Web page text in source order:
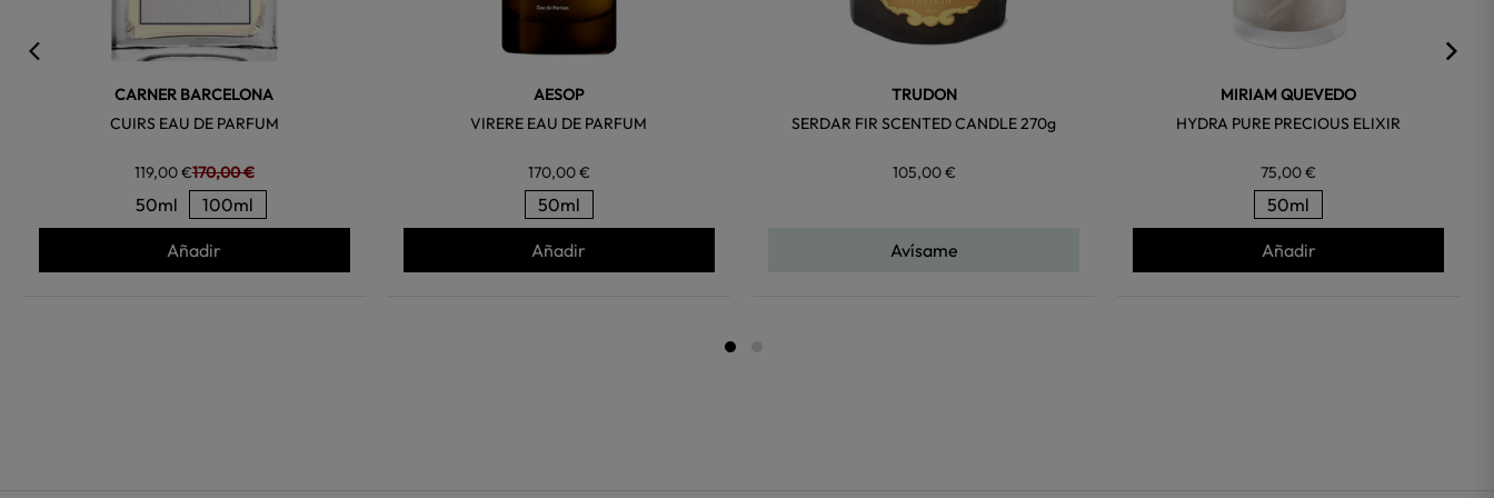
CARNER BARCELONA
CUIRS EAU DE PARFUM
119,00 €170,00 €
50ml 100ml
Añadir
AESOP
VIRERE EAU DE PARFUM
170,00 €
50ml
Añadir
TRUDON
SERDAR FIR SCENTED CANDLE 270g
105,00 €
Avísame
MIRIAM QUEVEDO
HYDRA PURE PRECIOUS ELIXIR
75,00 €
50ml
Añadir